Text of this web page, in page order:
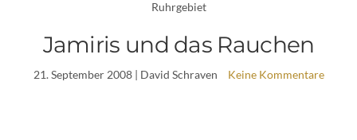
Ruhrgebiet
Jamiris und das Rauchen
21. September 2008| David Schraven Keine Kommentare